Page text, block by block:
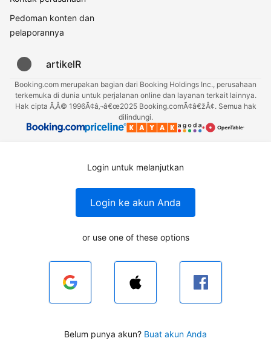
Pedoman konten dan
pelaporannya
artikelR
Booking.com merupakan bagian dari Booking Holdings Inc., perusahaan
terkemuka di dunia untuk perjalanan online dan layanan terkait lainnya.
Hak cipta Ã‚Â© 1996Ã¢â‚¬â€œ2025 Booking.comÃ¢â€žÂ¢. Semua hak
dilindungi.
Login untuk melanjutkan
Login ke akun Anda
or use one of these options
Belum punya akun? Buat akun Anda